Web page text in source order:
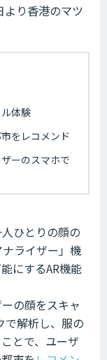
より香港のマツ
体験
をレコメンド
ーのスマホで
人ひとりの顔の
ライザー」機
にするAR機能
の顔をスキャ
で解析し、服の
とで、ユーザ